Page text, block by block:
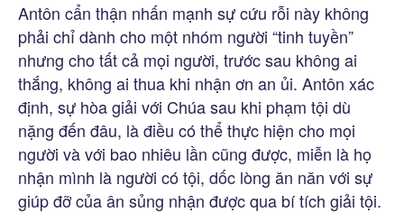
Antôn cẩn thận nhấn mạnh sự cứu rỗi này không
phải chỉ dành cho một nhóm người “tinh tuyền”
nhưng cho tất cả mọi người, trước sau không ai
thắng, không ai thua khi nhận ơn an ủi. Antôn xác
định, sự hòa giải với Chúa sau khi phạm tội dù
nặng đến đâu, là điều có thể thực hiện cho mọi
người và với bao nhiêu lần cũng được, miễn là họ
nhận mình là người có tội, dốc lòng ăn năn với sự
giúp đỡ của ân sủng nhận được qua bí tích giải tội.